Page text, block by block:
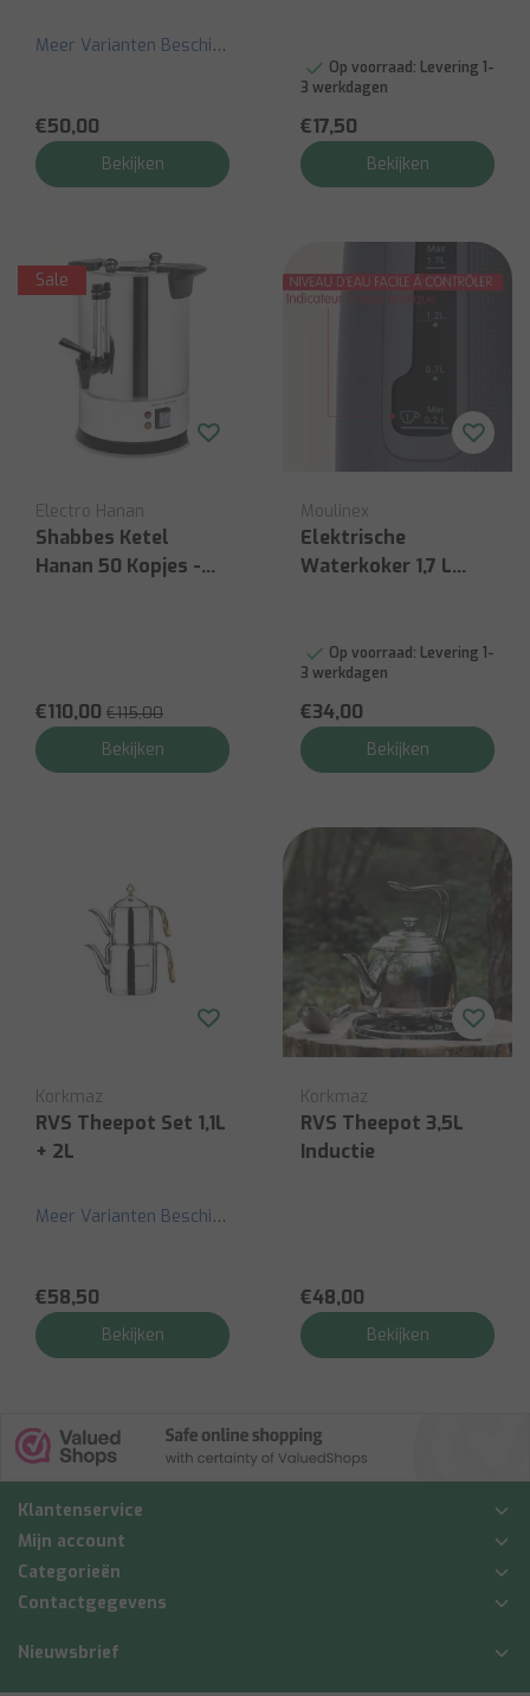
Meer Varianten Beschikbaar
€50,00
Bekijken
Op voorraad: Levering 1-
3 werkdagen
€17,50
Bekijken
Sale
Electro Hanan
Shabbes Ketel
Hanan 50 Kopjes -
€110,00 €115,00
Bekijken
Moulinex
Elektrische
Waterkoker 1,7 L
Op voorraad: Levering 1-
3 werkdagen
€34,00
Bekijken
Korkmaz
RVS Theepot Set 1,1L
+ 2L
Meer Varianten Beschikbaar
€58,50
Bekijken
Korkmaz
RVS Theepot 3,5L
Inductie
€48,00
Bekijken
Klantenservice
Mijn account
Categorieën
Contactgegevens
Nieuwsbrief